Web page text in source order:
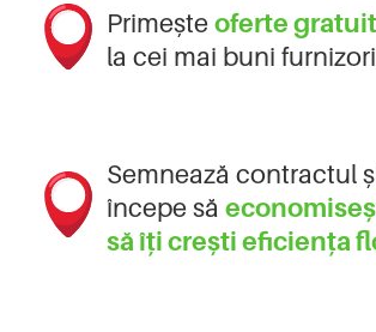
Primeșteoferte
la cei mai buni furnizori
Semnează contractul
începe să
să îți crești eficiența